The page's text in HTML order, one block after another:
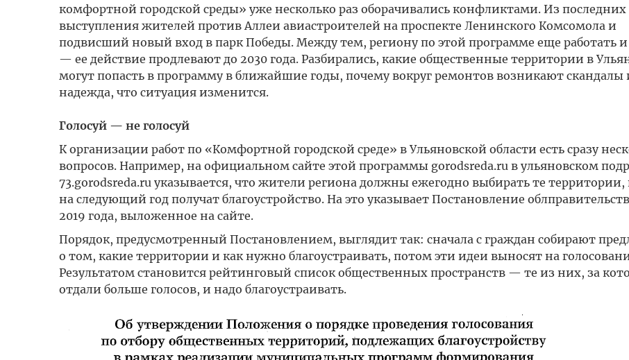
комфортной городской среды» уже несколько раз оборачивались конфликтами. Из
выступления жителей против Аллеи авиастроителей на проспекте Ленинского Комсомола и
подвисший новый вход в парк Победы. Между тем, региону по этой программе еще работать и
— ее действие продлевают до 2030 года. Разбирались, какие общественные территории в
могут попасть в программу в ближайшие годы, почему вокруг ремонтов возникают скандалы
надежда, что ситуация изменится.
Голосуй — не голосуй
К организации работ по «Комфортной городской среде» в Ульяновской области есть сразу
вопросов. Например, на официальном сайте этой программы gorodsreda.ru в ульяновском
73.gorodsreda.ru указывается, что жители региона должны ежегодно выбирать те территории,
на следующий год получат благоустройство. На это указывает Постановление
2019 года, выложенное на сайте.
Порядок, предусмотренный Постановлением, выглядит так: сначала с граждан собирают
о том, какие территории и как нужно благоустраивать, потом эти идеи выносят на
Результатом становится рейтинговый список общественных пространств — те из них, за
отдали больше голосов, и надо благоустраивать.